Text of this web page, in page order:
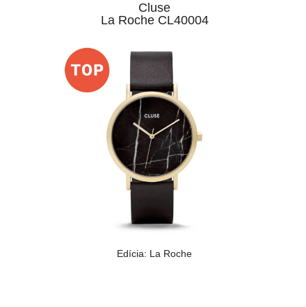
Cluse
La Roche CL40004
Edícia: La Roche